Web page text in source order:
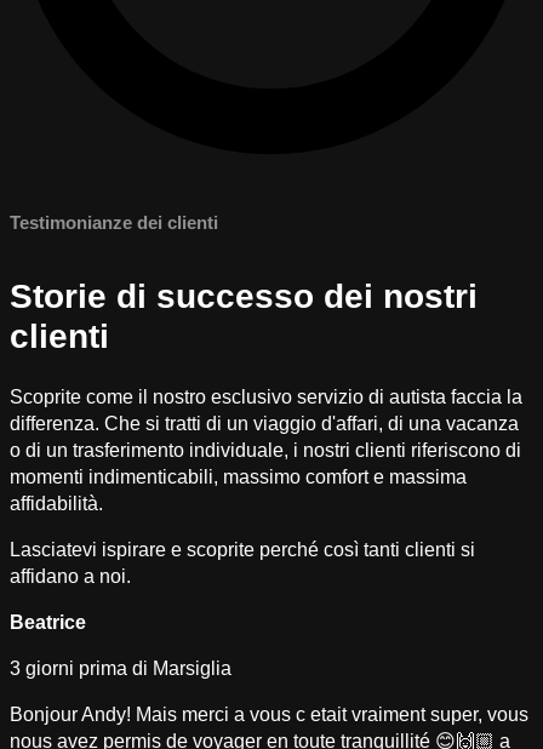
Testimonianze dei clienti
Storie di successo dei nostri
clienti
Scoprite come il nostro esclusivo servizio di autista faccia la
differenza. Che si tratti di un viaggio d'affari, di una vacanza
o di un trasferimento individuale, i nostri clienti riferiscono di
momenti indimenticabili, massimo comfort e massima
affidabilità.
Lasciatevi ispirare e scoprite perché così tanti clienti si
affidano a noi.
Beatrice
3 giorni prima di Marsiglia
Bonjour Andy! Mais merci a vous c etait vraiment super, vous
nous avez permis de voyager en toute tranquillité 😊🙌🏼 a